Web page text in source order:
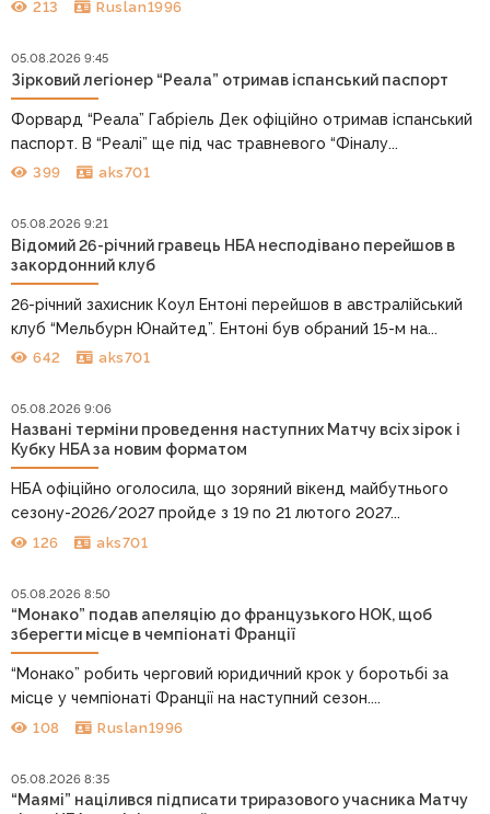
213 Ruslan1996
05.08.2026 9:45
Зірковий легіонер “Реала” отримав іспанський паспорт
Форвард “Реала” Габріель Дек офіційно отримав іспанський
паспорт. В “Реалі” ще під час травневого “Фіналу...
399 aks701
05.08.2026 9:21
Відомий 26-річний гравець НБА несподівано перейшов в
закордонний клуб
26-річний захисник Коул Ентоні перейшов в австралійський
клуб “Мельбурн Юнайтед”. Ентоні був обраний 15-м на...
642 aks701
05.08.2026 9:06
Названі терміни проведення наступних Матчу всіх зірок і
Кубку НБА за новим форматом
НБА офіційно оголосила, що зоряний вікенд майбутнього
сезону-2026/2027 пройде з 19 по 21 лютого 2027...
126 aks701
05.08.2026 8:50
“Монако” подав апеляцію до французького НОК, щоб
зберегти місце в чемпіонаті Франції
“Монако” робить черговий юридичний крок у боротьбі за
місце у чемпіонаті Франції на наступний сезон....
108 Ruslan1996
05.08.2026 8:35
“Маямі” націлився підписати триразового учасника Матчу